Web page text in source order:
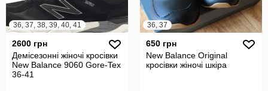
36, 37, 38, 39, 40, 41
2600 грн
Демісезонні жіночі кросівки
New Balance 9060 Gore-Tex
36-41
36, 37
650 грн
New Balance Original
кросівки жіночі шкіра